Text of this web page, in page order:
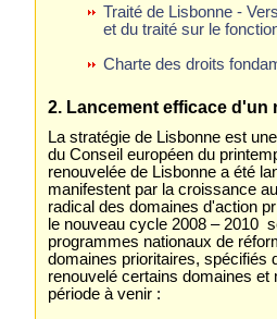
Traité de Lisbonne -
et du traité sur le
Charte des droits
2. Lancement efficace
La stratégie de Lisbonne est
du Conseil européen du
renouvelée de Lisbonne a été
manifestent par la croissance
radical des domaines d'action
le nouveau cycle 2008 – 2010
programmes nationaux de
domaines prioritaires, spécifiés
renouvelé certains domaines
période à venir :